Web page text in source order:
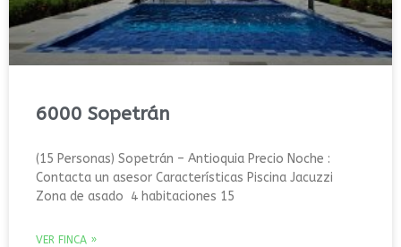
6000 Sopetrán
(15 Personas) Sopetrán – Antioquia Precio Noche :
Contacta un asesor Características Piscina Jacuzzi
Zona de asado 4 habitaciones 15
VER FINCA »